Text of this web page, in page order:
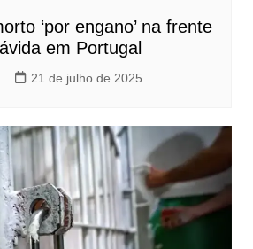
‘por engano’ na frente
em Portugal
21 de julho de 2025